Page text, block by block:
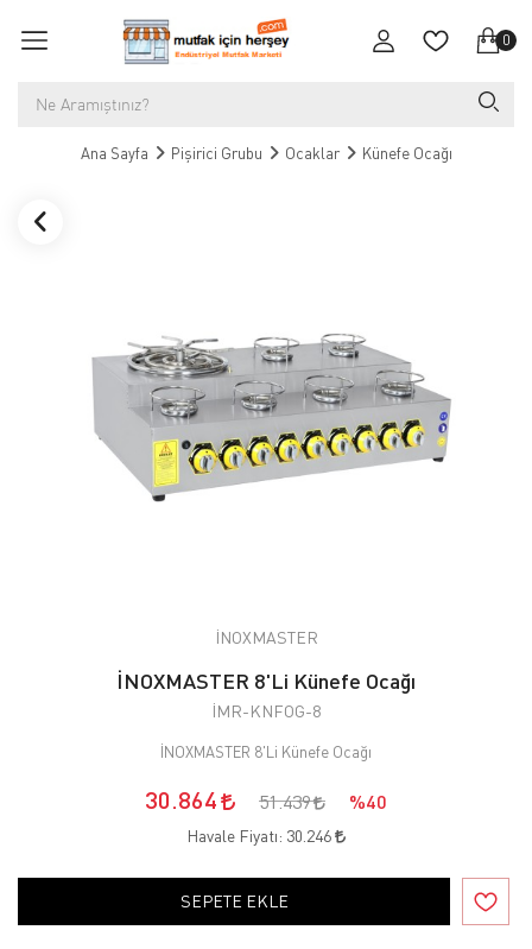
0
Ana Sayfa Pişirici Grubu Ocaklar Künefe Ocağı
İNOXMASTER
İNOXMASTER 8'Li Künefe Ocağı
İMR-KNFOG-8
İNOXMASTER 8'Li Künefe Ocağı
30.864 51.439 %40
Havale Fiyatı: 30.246
SEPETE EKLE